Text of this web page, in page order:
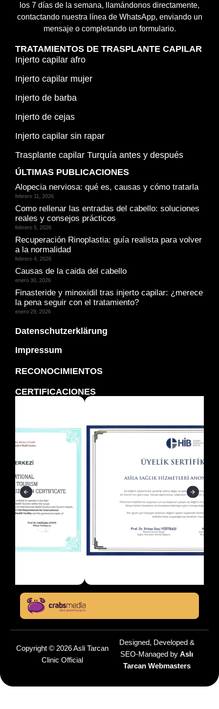
los 7 días de la semana, llamándonos directamente,
contactando nuestra línea de WhatsApp, enviando un
mensaje o completando un formulario.
TRATAMIENTOS DE TRASPLANTE CAPILAR
Injerto capilar afro
Injerto capilar mujer
Injerto de barba
Injerto de cejas
Injerto capilar sin rapar
Trasplante capilar Turquía antes y después
ÚLTIMAS PUBLICACIONES
Alopecia nerviosa: qué es, causas y cómo tratarla
febrero 11, 2026
Como rellenar las entradas del cabello: soluciones
reales y consejos prácticos
febrero 5, 2026
Recuperación Rinoplastia: guía realista para volver
a la normalidad
febrero 4, 2026
Causas de la caida del cabello
enero 30, 2026
Finasteride y minoxidil tras injerto capilar: ¿merece
la pena seguir con el tratamiento?
enero 29, 2026
Datenschutzerklärung
Impressum
RECONOCIMIENTOS
CERTIFICACIONES
Copyright © 2026 Asli Tarcan
Clinic Official
Designed, Developed &
SEO-Managed by Aslı
Tarcan Webmasters